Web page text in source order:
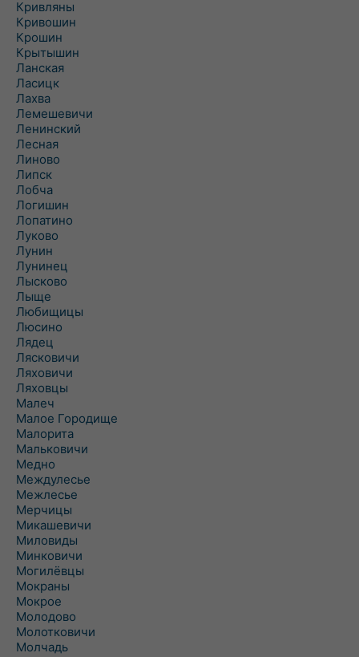
Кривляны
Кривошин
Крошин
Крытышин
Ланская
Ласицк
Лахва
Лемешевичи
Ленинский
Лесная
Линово
Липск
Лобча
Логишин
Лопатино
Луково
Лунин
Лунинец
Лысково
Лыще
Любищицы
Люсино
Лядец
Лясковичи
Ляховичи
Ляховцы
Малеч
Малое Городище
Малорита
Мальковичи
Медно
Междулесье
Межлесье
Мерчицы
Микашевичи
Миловиды
Минковичи
Могилёвцы
Мокраны
Мокрое
Молодово
Молотковичи
Молчадь